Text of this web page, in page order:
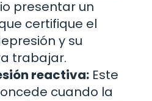
presentar un
certifique el
y su
trabajar.
reactiva: Este
cuando la